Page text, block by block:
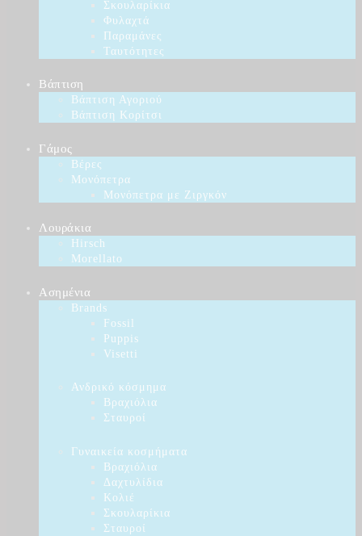
Σκουλαρίκια
Φυλαχτά
Παραμάνες
Ταυτότητες
Βάπτιση
Βάπτιση Αγοριού
Βάπτιση Κορίτσι
Γάμος
Βέρες
Μονόπετρα
Μονόπετρα με Ζιργκόν
Λουράκια
Hirsch
Morellato
Ασημένια
Brands
Fossil
Puppis
Visetti
Ανδρικό κόσμημα
Βραχιόλια
Σταυροί
Γυναικεία κοσμήματα
Βραχιόλια
Δαχτυλίδια
Κολιέ
Σκουλαρίκια
Σταυροί